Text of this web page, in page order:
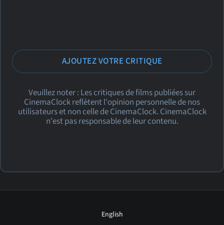
AJOUTEZ VOTRE CRITIQUE
Veuillez noter : Les critiques de films publiées sur
CinemaClock reflètent l'opinion personnelle de nos
utilisateurs et non celle de CinemaClock. CinemaClock
n'est pas responsable de leur contenu.
English